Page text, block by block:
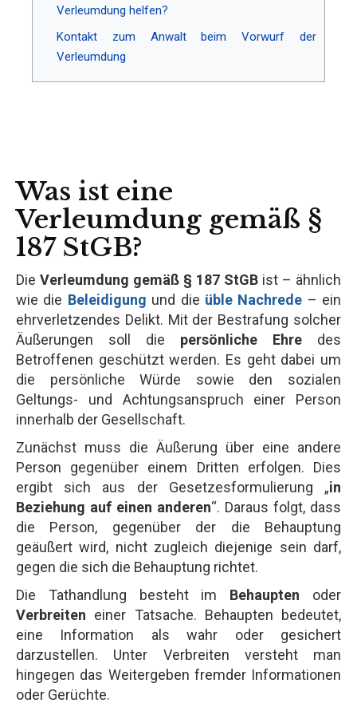
Verleumdung helfen?
Kontakt zum Anwalt beim Vorwurf der
Verleumdung
Was ist eine
Verleumdung gemäß §
187 StGB?
Die Verleumdung gemäß § 187 StGB ist – ähnlich
wie die Beleidigung und die üble Nachrede – ein
ehrverletzendes Delikt. Mit der Bestrafung solcher
Äußerungen soll die persönliche Ehre des
Betroffenen geschützt werden. Es geht dabei um
die persönliche Würde sowie den sozialen
Geltungs- und Achtungsanspruch einer Person
innerhalb der Gesellschaft.
Zunächst muss die Äußerung über eine andere
Person gegenüber einem Dritten erfolgen. Dies
ergibt sich aus der Gesetzesformulierung „in
Beziehung auf einen anderen“. Daraus folgt, dass
die Person, gegenüber der die Behauptung
geäußert wird, nicht zugleich diejenige sein darf,
gegen die sich die Behauptung richtet.
Die Tathandlung besteht im Behaupten oder
Verbreiten einer Tatsache. Behaupten bedeutet,
eine Information als wahr oder gesichert
darzustellen. Unter Verbreiten versteht man
hingegen das Weitergeben fremder Informationen
oder Gerüchte.